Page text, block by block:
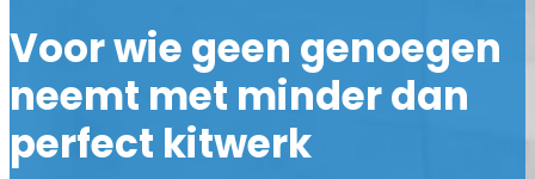
Voor wie geen genoegen
neemt met minder dan
perfect kitwerk